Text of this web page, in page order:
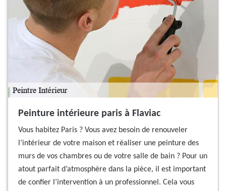
Peinture intérieure paris à Flaviac
Vous habitez Paris ? Vous avez besoin de renouveler
l’intérieur de votre maison et réaliser une peinture des
murs de vos chambres ou de votre salle de bain ? Pour un
atout parfait d’atmosphère dans la pièce, il est important
de confier l’intervention à un professionnel. Cela vous